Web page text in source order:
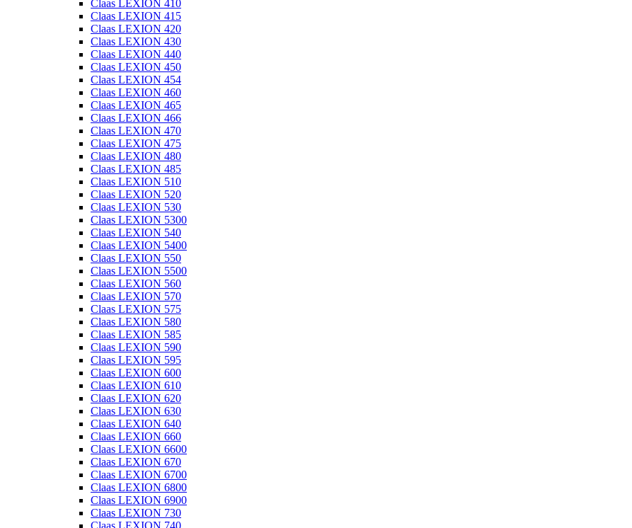
Claas LEXION 410
Claas LEXION 415
Claas LEXION 420
Claas LEXION 430
Claas LEXION 440
Claas LEXION 450
Claas LEXION 454
Claas LEXION 460
Claas LEXION 465
Claas LEXION 466
Claas LEXION 470
Claas LEXION 475
Claas LEXION 480
Claas LEXION 485
Claas LEXION 510
Claas LEXION 520
Claas LEXION 530
Claas LEXION 5300
Claas LEXION 540
Claas LEXION 5400
Claas LEXION 550
Claas LEXION 5500
Claas LEXION 560
Claas LEXION 570
Claas LEXION 575
Claas LEXION 580
Claas LEXION 585
Claas LEXION 590
Claas LEXION 595
Claas LEXION 600
Claas LEXION 610
Claas LEXION 620
Claas LEXION 630
Claas LEXION 640
Claas LEXION 660
Claas LEXION 6600
Claas LEXION 670
Claas LEXION 6700
Claas LEXION 6800
Claas LEXION 6900
Claas LEXION 730
Claas LEXION 740